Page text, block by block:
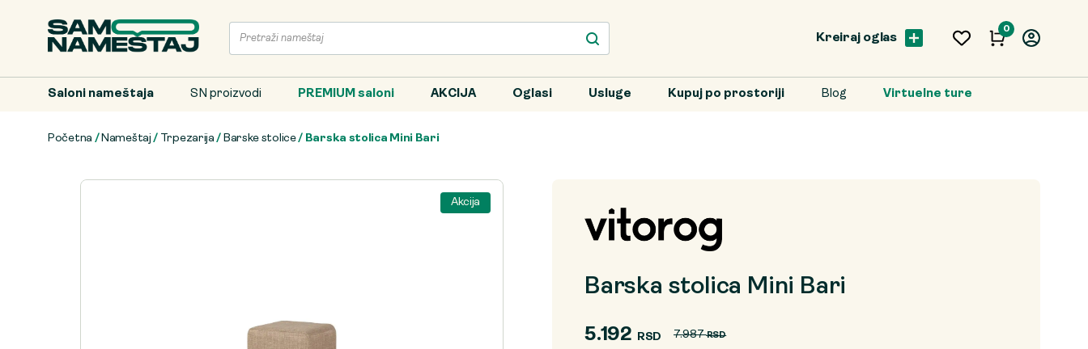
0
Kreiraj oglas
Saloni nameštaja SN proizvodi PREMIUM saloni AKCIJA Oglasi Usluge Kupuj po prostoriji Blog Virtuelne ture
Početna / Nameštaj / Trpezarija / Barske stolice/ Barska stolica Mini Bari
Akcija
Barska stolica Mini Bari
7.987RSD
Originalna
5.192 RSD
Trenutna